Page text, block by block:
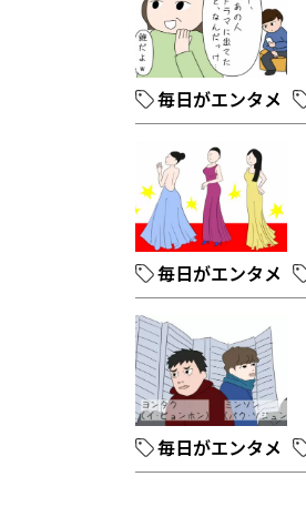
毎日がエンタメ
毎日がエンタメ
毎日がエンタメ